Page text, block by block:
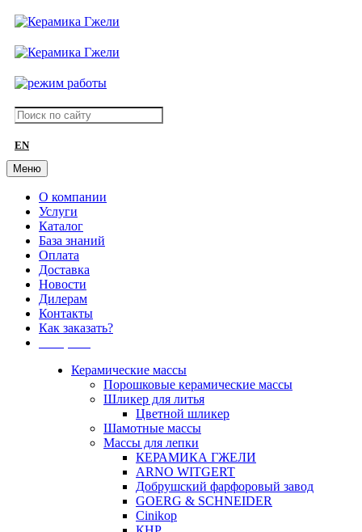
EN
Меню
О компании
Услуги
Каталог
База знаний
Оплата
Доставка
Новости
Дилерам
Контакты
Как заказать?
Керамические массы
Порошковые керамические массы
Шликер для литья
Цветной шликер
Шамотные массы
Массы для лепки
КЕРАМИКА ГЖЕЛИ
ARNO WITGERT
Добрушский фарфоровый завод
GOERG & SCHNEIDER
Cinikop